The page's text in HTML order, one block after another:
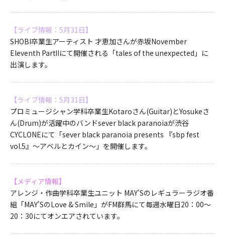
【ライブ情報：5月31日】
SHOBI卒業生アーティスト 才恵加さんが赤坂November
Eleventh PartⅡにて開催される「tales of the unexpected」に
出演します。
【ライブ情報：5月31日】
プロミュージシャン学科卒業生Kotaroさん(Guitar)とYosukeさ
ん(Drum)が活躍中のバンドsever black paranoiaが渋谷
CYCLONEにて「sever black paranoia presents 『sbp fest
vol.5』～アベルとカイン～」を開催します。
【メディア情報】
アレンジ・作曲学科卒業生ユニット MAY'Sのレギュラーラジオ番
組「MAY'SのLove & Smile」がFM群馬にて毎週水曜日20：00～
20：30にてオンエアされています。